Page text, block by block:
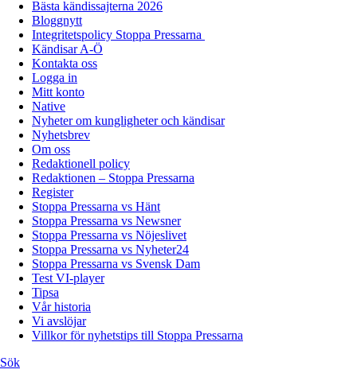
Bästa kändissajterna 2026
Bloggnytt
Integritetspolicy Stoppa Pressarna
Kändisar A-Ö
Kontakta oss
Logga in
Mitt konto
Native
Nyheter om kungligheter och kändisar
Nyhetsbrev
Om oss
Redaktionell policy
Redaktionen – Stoppa Pressarna
Register
Stoppa Pressarna vs Hänt
Stoppa Pressarna vs Newsner
Stoppa Pressarna vs Nöjeslivet
Stoppa Pressarna vs Nyheter24
Stoppa Pressarna vs Svensk Dam
Test VI-player
Tipsa
Vår historia
Vi avslöjar
Villkor för nyhetstips till Stoppa Pressarna
Sök